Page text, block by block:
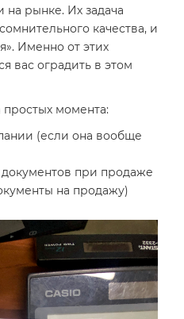
на рынке. Их задача
качества, и
Именно от этих
вас оградить в этом
момента:
(если она вообще
при продаже
на продажу)